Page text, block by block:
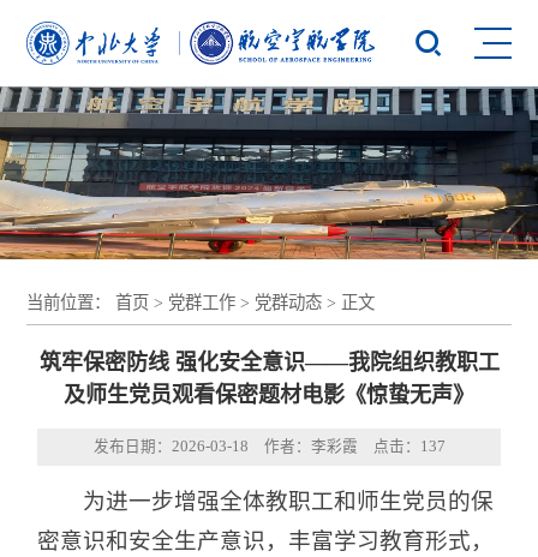
当前位置：首页 > 党群工作 > 党群动态 > 正文
筑牢保密防线 强化安全意识——我院组织教职工
及师生党员观看保密题材电影《惊蛰无声》
发布日期：2026-03-18 作者：李彩霞 点击： 137
为进一步增强全体教职工和师生党员的保
密意识和安全生产意识，丰富学习教育形式，